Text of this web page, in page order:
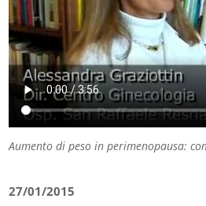
Aumento di peso in perimenopausa:
27/01/2015